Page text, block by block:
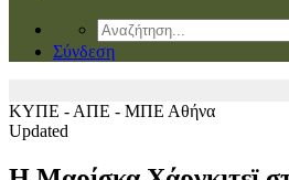
Σύνδεση
ΚΥΠΕ - ΑΠΕ - ΜΠΕ Αθήνα
Updated